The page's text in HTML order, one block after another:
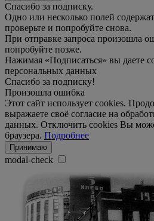
Спасибо за подписку.
Одно или несколько полей
проверьте и попробуйте снова.
При отправке запроса произошла
попробуйте позже.
Нажимая «Подписаться» вы даете
персональных данных
Спасибо за подписку!
Произошла ошибка
Этот сайт использует cookies.
выражаете своё согласие на
данных. Отключить cookies Вы
браузера. Подробнее
Принимаю
modal-check